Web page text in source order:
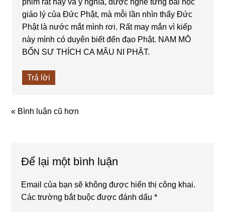
phim rất hay và ý nghĩa, được nghe từng bài học
giáo lý của Đức Phật, mà mỗi lần nhìn thấy Đức
Phật là nước mắt mình rơi. Rất may mắn vì kiếp
này mình có duyên biết đến đạo Phật. NAM MÔ
BỔN SƯ THÍCH CA MÂU NI PHẬT.
Trả lời
« Bình luận cũ hơn
Để lại một bình luận
Email của bạn sẽ không được hiển thị công khai.
Các trường bắt buộc được đánh dấu*